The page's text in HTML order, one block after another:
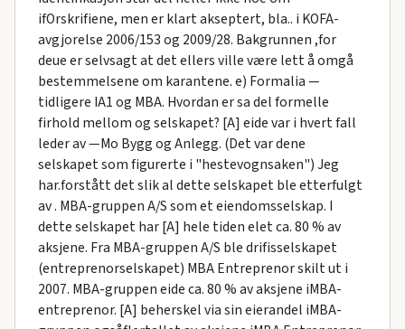
ifOrskrifiene, men er klart akseptert, bla.. i KOFA-
avgjorelse 2006/153 og 2009/28. Bakgrunnen ,for
deue er selvsagt at det ellers ville være lett å omgå
bestemmelsene om karantene. e) Formalia —
tidligere IA1 og MBA. Hvordan er sa del formelle
firhold mellom og selskapet? [A] eide var i hvert fall
leder av —Mo Bygg og Anlegg. (Det var dene
selskapet som figurerte i "hestevognsaken") Jeg
har.forstått det slik al dette selskapet ble etterfulgt
av . MBA-gruppen A/S som et eiendomsselskap. I
dette selskapet har [A] hele tiden elet ca. 80 % av
aksjene. Fra MBA-gruppen A/S ble drifisselskapet
(entreprenorselskapet) MBA Entreprenor skilt ut i
2007. MBA-gruppen eide ca. 80 % av aksjene iMBA-
entreprenor. [A] beherskel via sin eierandel iMBA-